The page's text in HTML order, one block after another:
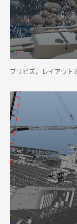
プリビズ。レイアウト